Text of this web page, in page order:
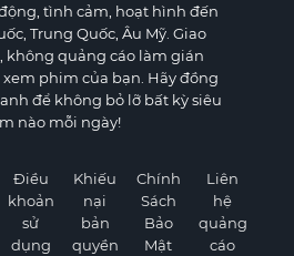
tình cảm, hoạt hình đến
Trung Quốc, Âu Mỹ. Giao
không quảng cáo làm gián
phim của bạn. Hãy đồng
để không bỏ lỡ bất kỳ siêu
nào mỗi ngày!
Điều
khoản
sử
dụng
Khiếu
nại
bản
quyền
Chính
Sách
Bảo
Mật
Liên
hệ
quảng
cáo